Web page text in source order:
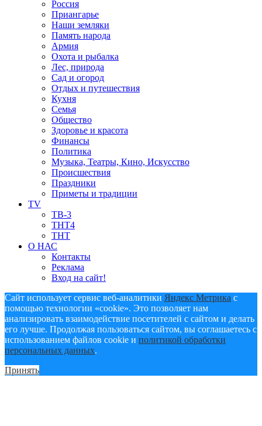
Россия
Приангарье
Наши земляки
Память народа
Армия
Охота и рыбалка
Лес, природа
Сад и огород
Отдых и путешествия
Кухня
Семья
Общество
Здоровье и красота
Финансы
Политика
Музыка, Театры, Кино, Искусство
Происшествия
Праздники
Приметы и традиции
TV
ТВ-3
ТНТ4
ТНТ
О НАС
Контакты
Реклама
Вход на сайт!
Сайт использует сервис веб-аналитики Яндекс Метрика с
помощью технологии «cookie». Это позволяет нам
анализировать взаимодействие посетителей с сайтом и делать
его лучше. Продолжая пользоваться сайтом, вы соглашаетесь с
использованием файлов cookie и политикой обработки
персональных данных.
Принять